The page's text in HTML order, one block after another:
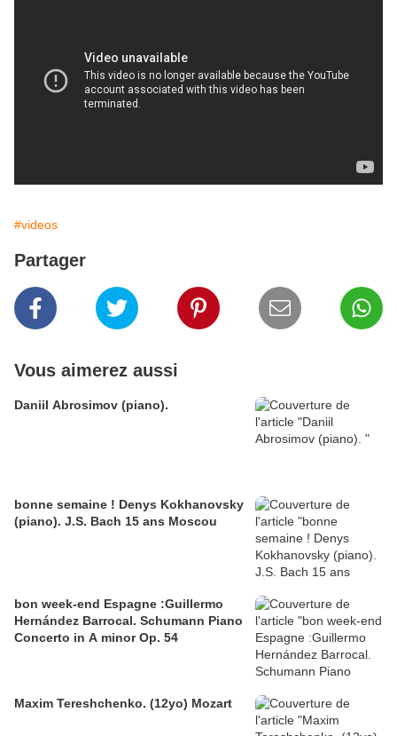
#videos
Partager
Vous aimerez aussi
Daniil Abrosimov (piano).
bonne semaine ! Denys Kokhanovsky
(piano). J.S. Bach 15 ans Moscou
bon week-end Espagne :Guillermo
Hernández Barrocal. Schumann Piano
Concerto in A minor Op. 54
Maxim Tereshchenko. (12yo) Mozart